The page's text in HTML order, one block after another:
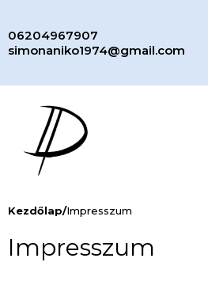
06204967907
simonaniko1974@gmail.com
Kezdőlap/Impresszum
Impresszum